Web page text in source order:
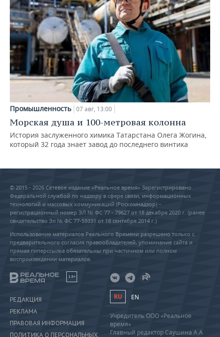
Промышленность 07 авг, 13:00
Морская душа и 100-метровая колонна
История заслуженного химика Татарстана Олега Жогина,
который 32 года знает завод до последнего винтика
© 2015 - 2026 Сетевое издание «Реальное время» Зарегистрировано
Федеральной службой по надзору в сфере связи, информационных
технологий и массовых коммуникаций (Роскомнадзор) –
регистрационный номер ЭЛ № ФС 77 - 79627 от 18 декабря 2020 г. (ранее
свидетельство Эл № ФС 77-59331 от 18 сентября 2014 г.)
Использование материалов Реального Времени разрешено только с
предварительного согласия правообладателей, упоминание сайта и
прямая гиперссылка обязательны при частичном или полном
воспроизведении материалов.
18+
РЕДАКЦИЯ
РЕКЛАМА
ПРАВОВАЯ ИНФОРМАЦИЯ
ПОЛИТИКА О ПЕРСОНАЛЬНЫХ
RU EN
Учредитель ООО «Реальное
время»
Главный редактор Саушина А.А.